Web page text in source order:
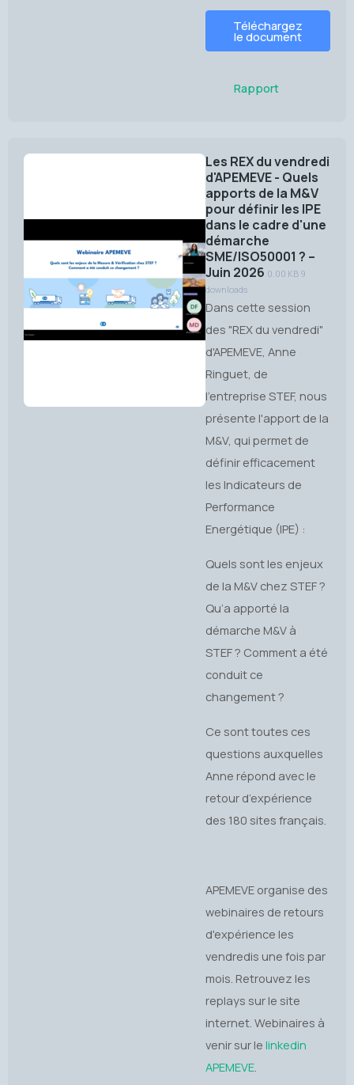
Téléchargez
le document
Rapport
Les REX du vendredi
d'APEMEVE - Quels
apports de la M&V
pour définir les IPE
dans le cadre d'une
démarche
SME/ISO50001 ? –
Juin 2026 0.00 KB 9
downloads
Dans cette session
des "REX du vendredi"
d'APEMEVE, Anne
Ringuet, de
l'entreprise STEF, nous
présente l'apport de la
M&V, qui permet de
définir efficacement
les Indicateurs de
Performance
Energétique (IPE) :
Quels sont les enjeux
de la M&V chez STEF ?
Qu’a apporté la
démarche M&V à
STEF ? Comment a été
conduit ce
changement ?
Ce sont toutes ces
questions auxquelles
Anne répond avec le
retour d’expérience
des 180 sites français.
APEMEVE organise des
webinaires de retours
d'expérience les
vendredis une fois par
mois. Retrouvez les
replays sur le site
internet. Webinaires à
venir sur le linkedin
APEMEVE.